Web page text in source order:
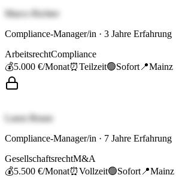
Marco Richter
Compliance-Manager/in · 3 Jahre Erfahrung
ArbeitsrechtCompliance
💰5.000 €/Monat⏰Teilzeit🟢Sofort 📍Mainz
Laura Braun
Compliance-Manager/in · 7 Jahre Erfahrung
GesellschaftsrechtM&A
💰5.500 €/Monat⏰Vollzeit🟢Sofort 📍Mainz